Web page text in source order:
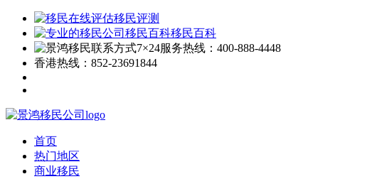
移民评测
移民百科
7×24服务热线： 400-888-4448
香港热线： 852-23691844
首页
热门地区
商业移民